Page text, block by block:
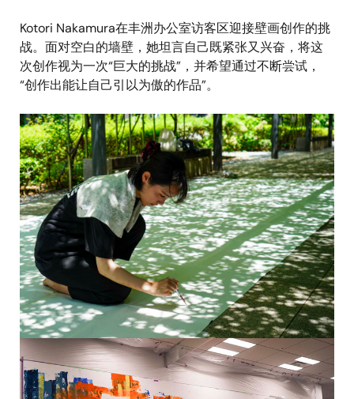
Kotori Nakamura在丰洲办公室访客区迎接壁画创作的挑
战。面对空白的墙壁，她坦言自己既紧张又兴奋，将这
次创作视为一次“巨大的挑战”，并希望通过不断尝试，
“创作出能让自己引以为傲的作品”。
图
像
图
像